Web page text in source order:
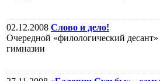
02.12.2008 Слово и дело!
Очередной «филологический
гимназии